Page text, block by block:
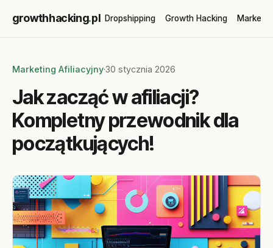
growthhacking.pl Dropshipping Growth Hacking
Marketing Afiliacyjny·30 stycznia 2026
Jak zacząć w afiliacji?
Kompletny przewodnik dla
początkujących!